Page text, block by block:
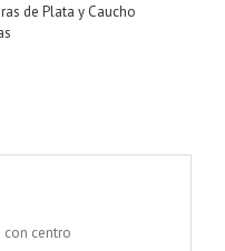
de Plata y Caucho
con centro